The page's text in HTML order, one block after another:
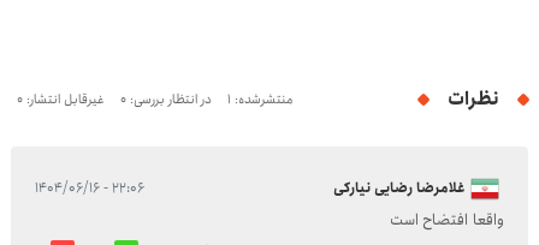
نظرات منتشرشده: 1 در انتظار بررسی: 0 غیرقابل انتشار: 0
غلامرضا رضایی نیارکی ۲۲:۰۶ - ۱۴۰۴/۰۶/۱۶
واقعا افتضاح است